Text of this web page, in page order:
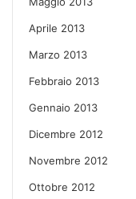
Aprile 2013
Marzo 2013
Febbraio 2013
Gennaio 2013
Dicembre 2012
Novembre 2012
Ottobre 2012